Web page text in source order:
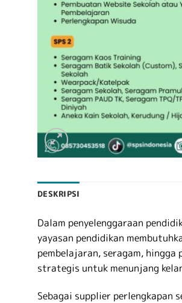
DESKRIPSI
Dalam penyelenggaraan
yayasan pendidikan
pembelajaran, seragam,
strategis untuk menunjang
Sebagai supplier perlengkapan